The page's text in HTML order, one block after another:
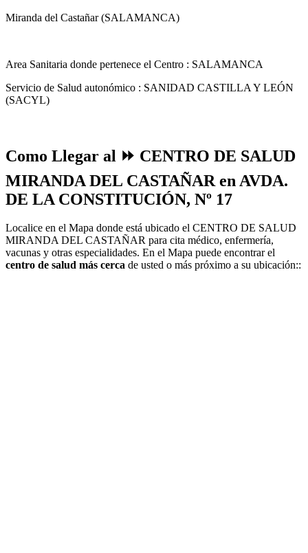
Miranda del Castañar (SALAMANCA)
Area Sanitaria donde pertenece el Centro : SALAMANCA
Servicio de Salud autonómico : SANIDAD CASTILLA Y LEÓN
(SACYL)
Como Llegar al ⏩ CENTRO DE SALUD
MIRANDA DEL CASTAÑAR en AVDA.
DE LA CONSTITUCIÓN, Nº 17
Localice en el Mapa donde está ubicado el CENTRO DE SALUD
MIRANDA DEL CASTAÑAR para cita médico, enfermería,
vacunas y otras especialidades. En el Mapa puede encontrar el
centro de salud más cerca de usted o más próximo a su ubicación::